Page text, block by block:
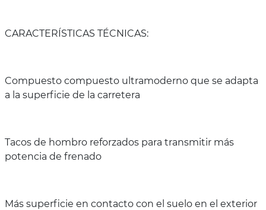
CARACTERÍSTICAS TÉCNICAS:
Compuesto compuesto ultramoderno que se adapta
a la superficie de la carretera
Tacos de hombro reforzados para transmitir más
potencia de frenado
Más superficie en contacto con el suelo en el exterior